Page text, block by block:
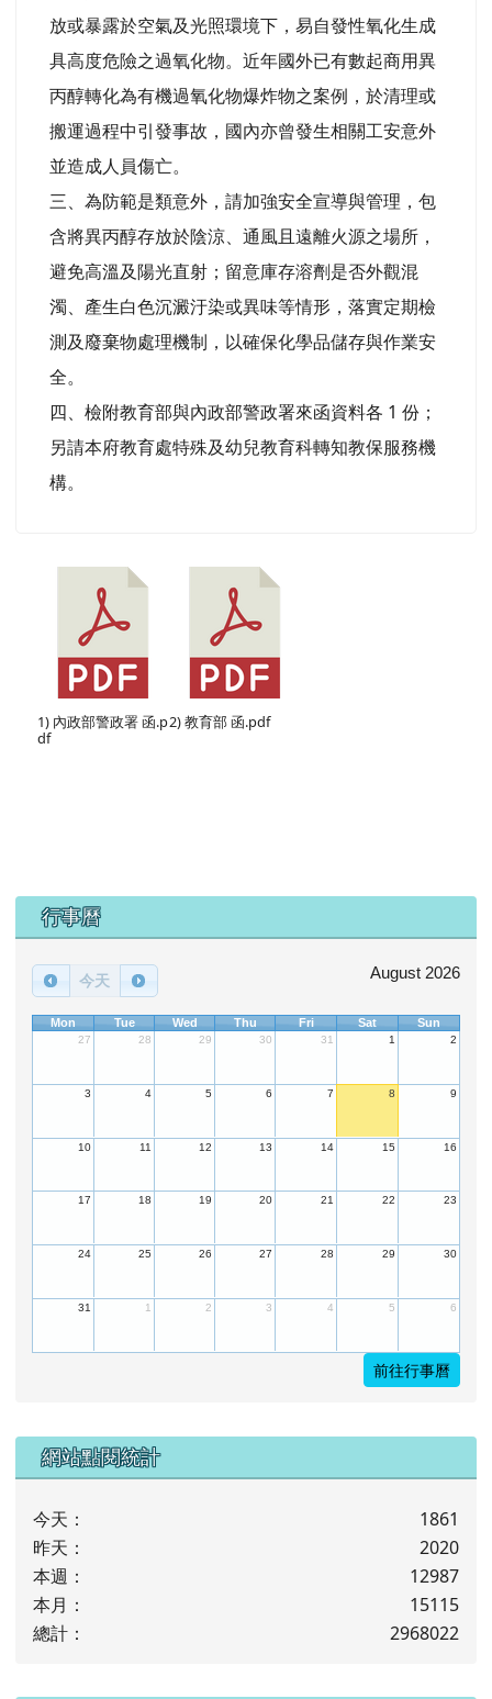
放或暴露於空氣及光照環境下，易自發性氧化生成
具高度危險之過氧化物。近年國外已有數起商用異
丙醇轉化為有機過氧化物爆炸物之案例，於清理或
搬運過程中引發事故，國內亦曾發生相關工安意外
並造成人員傷亡。
三、為防範是類意外，請加強安全宣導與管理，包
含將異丙醇存放於陰涼、通風且遠離火源之場所，
避免高溫及陽光直射；留意庫存溶劑是否外觀混
濁、產生白色沉澱汙染或異味等情形，落實定期檢
測及廢棄物處理機制，以確保化學品儲存與作業安
全。
四、檢附教育部與內政部警政署來函資料各 1 份；
另請本府教育處特殊及幼兒教育科轉知教保服務機
構。
1) 內政部警政署 函.p
df
2) 教育部 函.pdf
下中區域內容
行事曆
今天 August 2026
Mon Tue Wed Thu Fri Sat Sun
27 28 29 30 31 1 2
3 4 5 6 7 8 9
10 11 12 13 14 15 16
17 18 19 20 21 22 23
24 25 26 27 28 29 30
31 1 2 3 4 5 6
前往行事曆
下中左區域內容
網站點閱統計
今天：
1861
昨天：
2020
本週：
12987
本月：
15115
總計：
2968022